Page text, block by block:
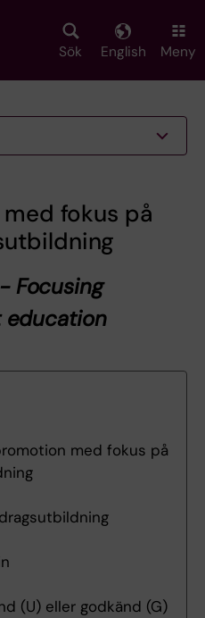
Sök English Meny
fokus på
Focusing
education
med fokus på
(U) eller godkänd (G)